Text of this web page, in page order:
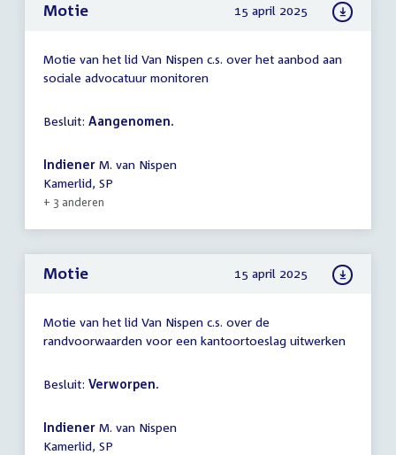
Motie 15 april 2025
Motie van het lid Van Nispen c.s. over het aanbod aan
sociale advocatuur monitoren
Besluit: Aangenomen.
Indiener M. van Nispen
Kamerlid, SP
+ 3 anderen
Motie 15 april 2025
Motie van het lid Van Nispen c.s. over de
randvoorwaarden voor een kantoortoeslag uitwerken
Besluit: Verworpen.
Indiener M. van Nispen
Kamerlid, SP